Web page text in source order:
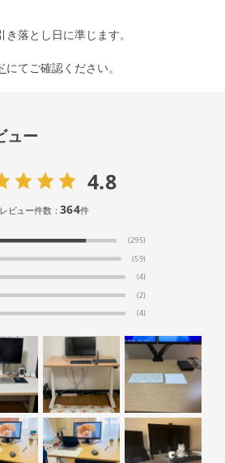
落とし日に準じます。
にてご確認ください。
ュー
4.8
レビュー件数：364件
(295)
(59)
(4)
(2)
(4)